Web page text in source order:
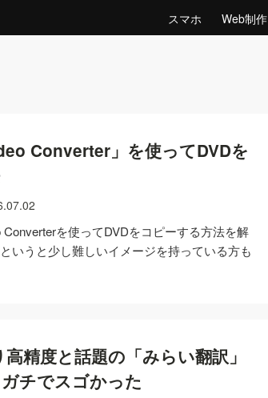
スマホ Web制作
Converter」を使ってDVDを
を使ってDVDをコピーする方法を解
いうと少し難しいイメージを持っている方も
精度と話題の「みらい翻訳」
チでスゴかった